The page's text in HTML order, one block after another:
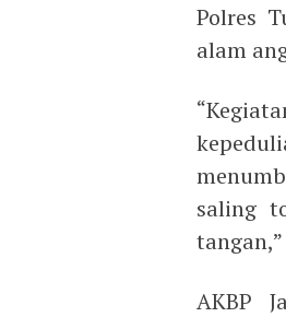
Polres
alam
saling
AKBP